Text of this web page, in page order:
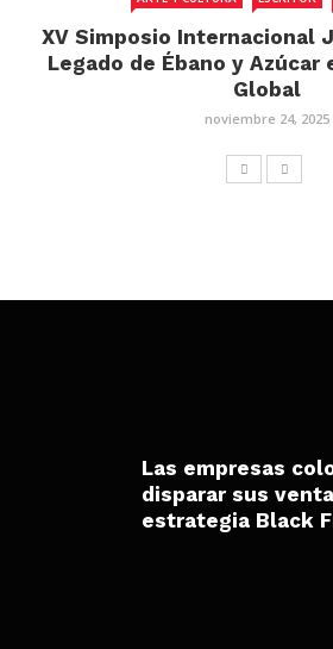
XV Simposio Internacional
Legado de Ébano y
Global
noviembre 24, 2025
Las empresas
disparar sus
estrategia Black